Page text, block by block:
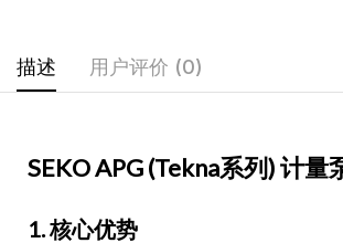
描述 用户评价 (0)
SEKO APG (Tekna系列) 计量
1. 核心优势